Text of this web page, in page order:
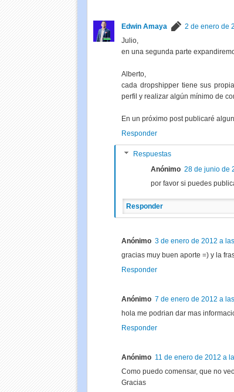
Edwin Amaya
2 de enero de
Julio,
en una segunda parte
Alberto,
cada dropshipper tiene sus
perfil y realizar algún mínimo de
En un próximo post publicaré
Responder
Respuestas
Anónimo 28 de junio de
por favor si puedes
Responder
Anónimo 3 de enero de 2012 a
gracias muy buen aporte =) y la
Responder
Anónimo 7 de enero de 2012 a
hola me podrian dar mas
Responder
Anónimo 11 de enero de 2012 a
Como puedo comensar, que no
Gracias